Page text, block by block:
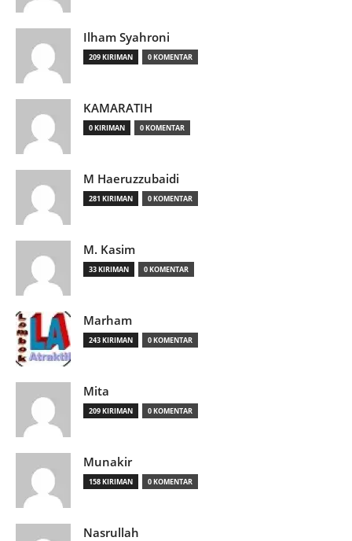
Ilham Syahroni
209 KIRIMAN 0 KOMENTAR
KAMARATIH
0 KIRIMAN 0 KOMENTAR
M Haeruzzubaidi
281 KIRIMAN 0 KOMENTAR
M. Kasim
33 KIRIMAN 0 KOMENTAR
Marham
243 KIRIMAN 0 KOMENTAR
Mita
209 KIRIMAN 0 KOMENTAR
Munakir
158 KIRIMAN 0 KOMENTAR
Nasrullah